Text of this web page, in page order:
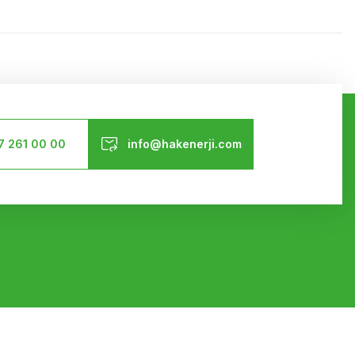
261 00 00 info@hakenerji.com